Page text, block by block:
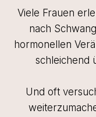
​Viele Frauen
nach
hormonellen
schleichend
Und oft